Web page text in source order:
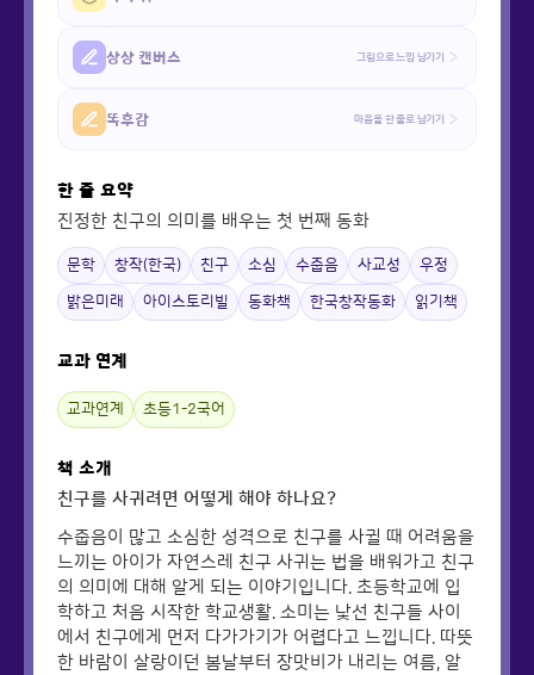
상상 캔버스 그림으로 느낌 남기기
똑후감 마음을 한 줄로 남기기
한 줄 요약
진정한 친구의 의미를 배우는 첫 번째 동화
문학 창작(한국) 친구 소심 수줍음 사교성 우정
밝은미래 아이스토리빌 동화책 한국창작동화 읽기책
교과 연계
교과연계 초등1-2국어
책 소개
친구를 사귀려면 어떻게 해야 하나요?
수줍음이 많고 소심한 성격으로 친구를 사귈 때 어려움을
느끼는 아이가 자연스레 친구 사귀는 법을 배워가고 친구
의 의미에 대해 알게 되는 이야기입니다. 초등학교에 입
학하고 처음 시작한 학교생활. 소미는 낯선 친구들 사이
에서 친구에게 먼저 다가가기가 어렵다고 느낍니다. 따뜻
한 바람이 살랑이던 봄날부터 장맛비가 내리는 여름, 알